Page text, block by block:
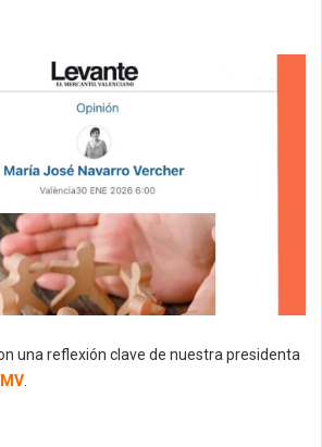
una reflexión clave de nuestra presidenta